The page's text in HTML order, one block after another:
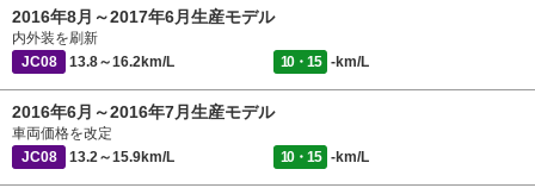
2016年8月～2017年6月生産モデル
内外装を刷新
JC08
13.8～16.2km/L 10・15 -km/L
2016年6月～2016年7月生産モデル
車両価格を改定
JC08
13.2～15.9km/L 10・15 -km/L